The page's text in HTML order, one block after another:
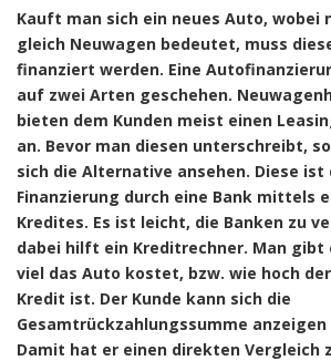
Kauft man sich ein neues Auto, wobei
gleich Neuwagen bedeutet, muss
finanziert werden. Eine
auf zwei Arten geschehen.
bieten dem Kunden meist einen
an. Bevor man diesen unterschreibt,
sich die Alternative ansehen. Diese ist
Finanzierung durch eine Bank mittels
Kredites. Es ist leicht, die Banken zu
dabei hilft ein Kreditrechner. Man gibt
viel das Auto kostet, bzw. wie hoch
Kredit ist. Der Kunde kann sich die
Gesamtrückzahlungssumme anzeigen
Damit hat er einen direkten Vergleich